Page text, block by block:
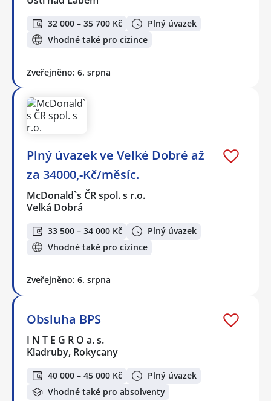
32 000 – 35 700 Kč
Plný úvazek
Vhodné také pro cizince
Zveřejněno: 6. srpna
Plný úvazek ve Velké Dobré až
za 34000,-Kč/měsíc.
McDonald`s ČR spol. s r.o.
Velká Dobrá
33 500 – 34 000 Kč
Plný úvazek
Vhodné také pro cizince
Zveřejněno: 6. srpna
Obsluha BPS
I N T E G R O a. s.
Kladruby, Rokycany
40 000 – 45 000 Kč
Plný úvazek
Vhodné také pro absolventy